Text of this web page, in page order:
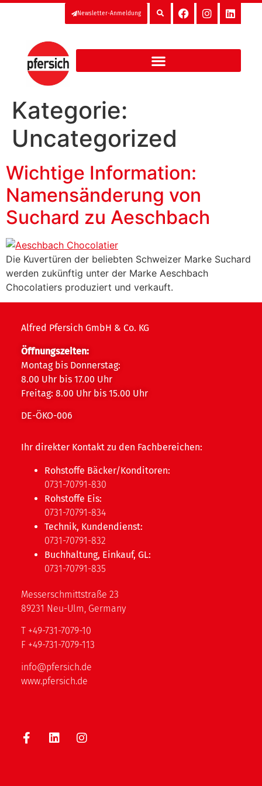
Newsletter-Anmeldung
Kategorie:
Uncategorized
Wichtige Information:
Namensänderung von
Suchard zu Aeschbach
Die Kuvertüren der beliebten Schweizer Marke Suchard
werden zukünftig unter der Marke Aeschbach
Chocolatiers produziert und verkauft.
Alfred Pfersich GmbH & Co. KG
Öffnungszeiten:
Montag bis Donnerstag:
8.00 Uhr bis 17.00 Uhr
Freitag: 8.00 Uhr bis 15.00 Uhr
DE-ÖKO-006
Ihr direkter Kontakt zu den Fachbereichen:
Rohstoffe Bäcker/Konditoren:
0731-70791-830
Rohstoffe Eis:
0731-70791-834
Technik, Kundendienst:
0731-70791-832
Buchhaltung, Einkauf, GL:
0731-70791-835
Messerschmittstraße 23
89231 Neu-Ulm, Germany
T +49-731-7079-10
F +49-731-7079-113
info@pfersich.de
www.pfersich.de